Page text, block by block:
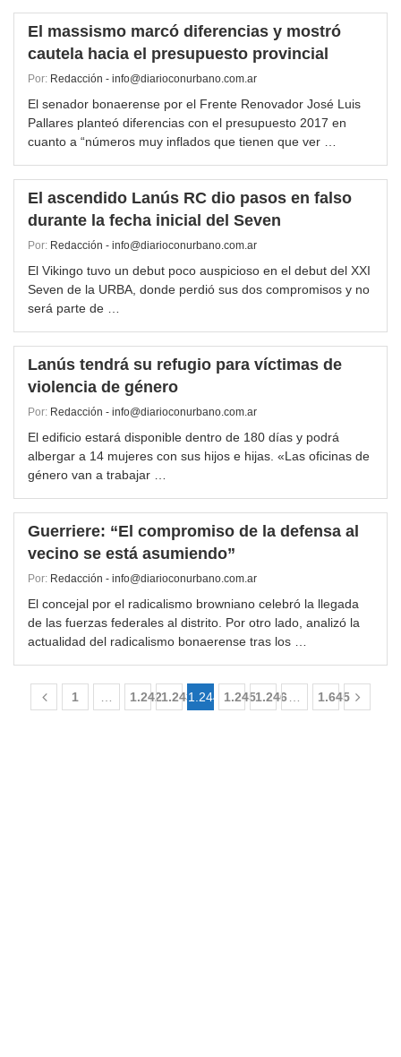
El massismo marcó diferencias y mostró
cautela hacia el presupuesto provincial
Por: Redacción - info@diarioconurbano.com.ar
El senador bonaerense por el Frente Renovador José Luis
Pallares planteó diferencias con el presupuesto 2017 en
cuanto a “números muy inflados que tienen que ver …
El ascendido Lanús RC dio pasos en falso
durante la fecha inicial del Seven
Por: Redacción - info@diarioconurbano.com.ar
El Vikingo tuvo un debut poco auspicioso en el debut del XXI
Seven de la URBA, donde perdió sus dos compromisos y no
será parte de …
Lanús tendrá su refugio para víctimas de
violencia de género
Por: Redacción - info@diarioconurbano.com.ar
El edificio estará disponible dentro de 180 días y podrá
albergar a 14 mujeres con sus hijos e hijas. «Las oficinas de
género van a trabajar …
Guerriere: “El compromiso de la defensa al
vecino se está asumiendo”
Por: Redacción - info@diarioconurbano.com.ar
El concejal por el radicalismo browniano celebró la llegada
de las fuerzas federales al distrito. Por otro lado, analizó la
actualidad del radicalismo bonaerense tras los …
1 … 1.2421.2431.244 1.2451.246… 1.645